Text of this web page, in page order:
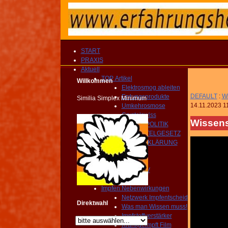
START
PRAXIS
Aktuell
TOP Artikel
Elektrosmog ableiten
Erdungsprodukte
Umkehrosmose
Crystalswiss
GESUNDHEITSPOLITIK
HEILMITTELGESETZ
IMPFAUFKLÄRUNG
YOUTUBE Kanal
IMPRESSIONEN
MEDIEN ARCHIV
Homöopathie TV
Impfen Nebenwirkungen
Netzwerk Impfentscheid
Was man Wissen muss!
Impfstoffverstärker
Krankgeimpft Film
Willkommen
Similia Simplex Minimum
Direktwahl
DEFAULT:
14.11.2023